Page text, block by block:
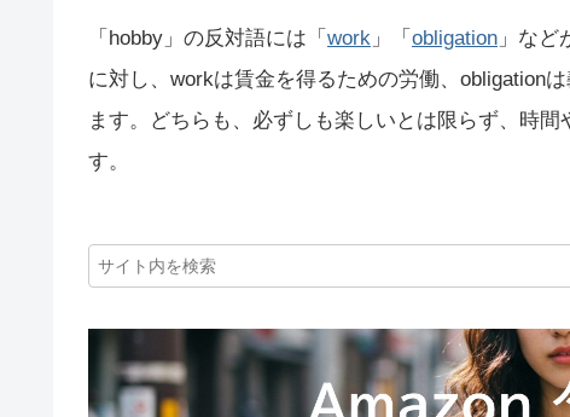
「hobby」の反対語には「 work 」「 obligation 」な
に対し、workは賃金を得るための労働、obligation
ます。どちらも、必ずしも楽しいとは限らず、時
す。